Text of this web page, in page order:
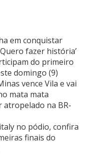
em conquistar
fazer história’
do primeiro
domingo (9)
vence Vila e vai
mata mata
atropelado na BR-
no pódio, confira
finais do